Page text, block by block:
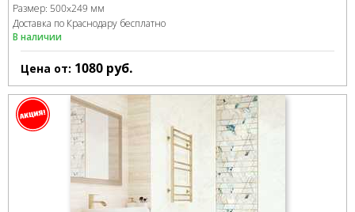
Размер: 500x249 мм
Доставка по Краснодару бесплатно
В наличии
Цена от: 1080 руб.